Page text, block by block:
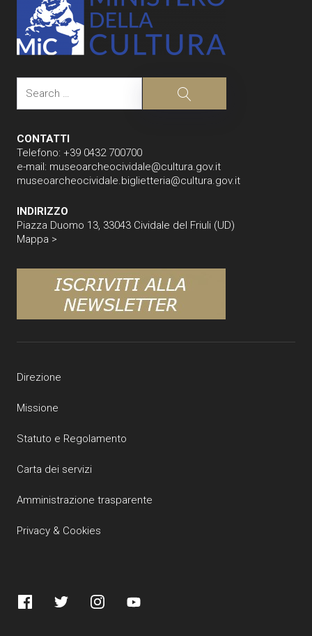
Search
CONTATTI
Telefono: +39 0432 700700
e-mail: museoarcheocividale@cultura.gov.it
museoarcheocividale.biglietteria@cultura.gov.it
INDIRIZZO
Piazza Duomo 13, 33043 Cividale del Friuli (UD)
Mappa >
Direzione
Missione
Statuto e Regolamento
Carta dei servizi
Amministrazione trasparente
Privacy & Cookies
FacebookTwitter InstagramYouTube